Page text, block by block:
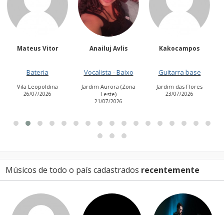
Anailuj Avlis
Vocalista - Baixo
Jardim Aurora (Zona
Leste)
Kakocampos
Guitarra base
Jardim das Flores
23/07/2026
PEDRO TIAGO
Cidade Antônio Estevão
Músicos de todo o país cadastrados recentemente